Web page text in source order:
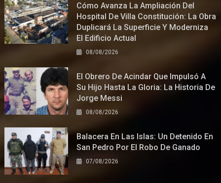
Cómo Avanza La Ampliación Del
Hospital De Villa Constitución: La Obra
Duplicará La Superficie Y Moderniza
El Edificio Actual
08/08/2026
El Obrero De Acindar Que Impulsó A
Su Hijo Hasta La Gloria: La Historia De
Jorge Messi
08/08/2026
Balacera En Las Islas: Un Detenido En
San Pedro Por El Robo De Ganado
07/08/2026